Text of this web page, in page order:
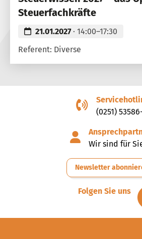
Steuerfachkräfte
21.01.2027· 14:00–17:30
Referent: Diverse
(0251)
Wir sind für
Newsletter
Folgen Sie uns